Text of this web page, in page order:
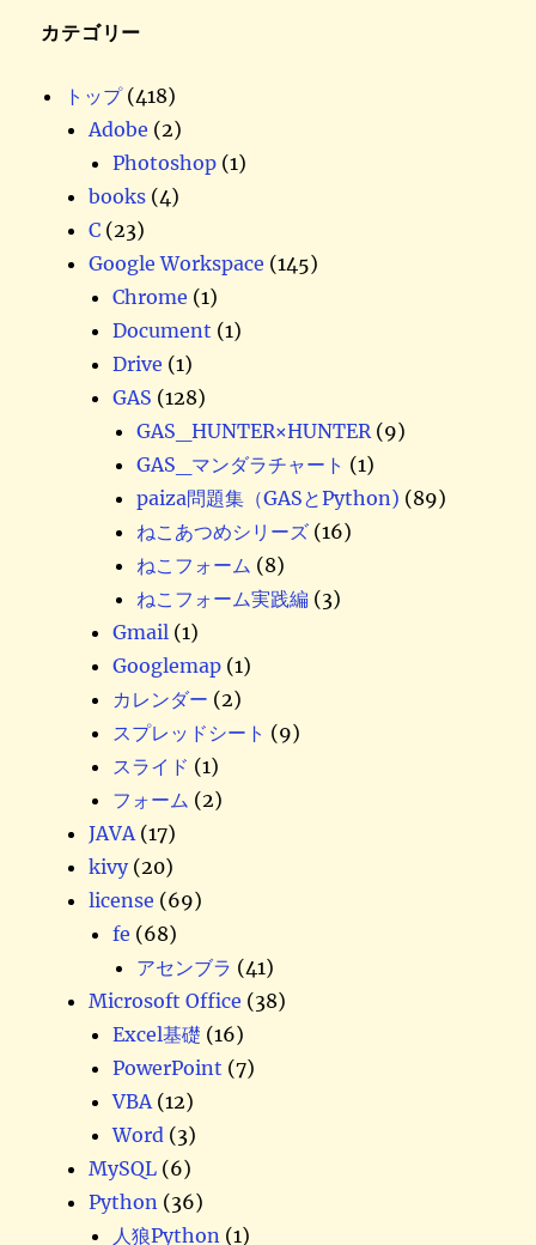
カテゴリー
トップ(418)
Adobe (2)
Photoshop (1)
books (4)
C (23)
Google Workspace (145)
Chrome (1)
Document (1)
Drive (1)
GAS (128)
GAS_HUNTER×HUNTER(9)
GAS_マンダラチャート (1)
paiza問題集（GASとPython) (89)
ねこあつめシリーズ (16)
ねこフォーム (8)
ねこフォーム実践編 (3)
Gmail (1)
Googlemap (1)
カレンダー (2)
スプレッドシート (9)
スライド (1)
フォーム (2)
JAVA(17)
kivy(20)
license (69)
fe (68)
アセンブラ (41)
Microsoft Office (38)
Excel基礎 (16)
PowerPoint (7)
VBA(12)
Word (3)
MySQL (6)
Python (36)
人狼Python (1)